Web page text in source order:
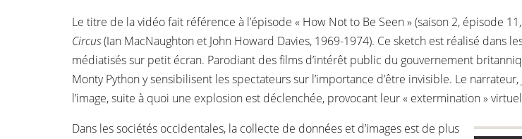
Le titre de la vidéo fait référence à l’épisode « How Not to Be Seen » (saison 2, épisode
Circus(Ian MacNaughton et John Howard Davies, 1969-1974). Ce sketch est réalisé dans
médiatisés sur petit écran. Parodiant des films d’intérêt public du gouvernement
Monty Python y sensibilisent les spectateurs sur l’importance d’être invisible. Le
l’image, suite à quoi une explosion est déclenchée, provocant leur « extermination »
Dans les sociétés occidentales, la collecte de données et d’images est de plus